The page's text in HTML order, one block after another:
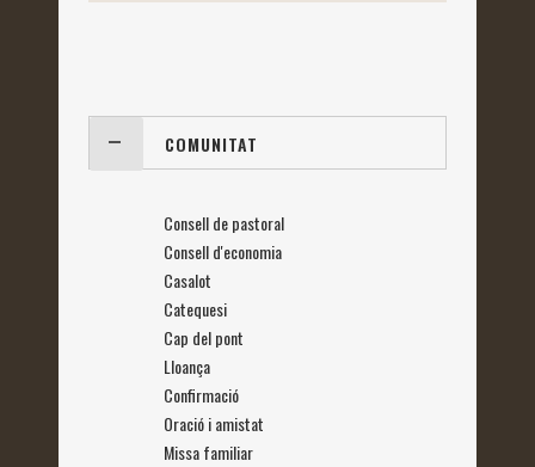
COMUNITAT
Consell de pastoral
Consell d'economia
Casalot
Catequesi
Cap del pont
Lloança
Confirmació
Oració i amistat
Missa familiar